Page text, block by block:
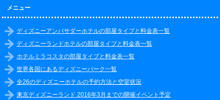
メニュー
ディズニーアンバサダーホテルの部屋タイプと料金表一覧
ディズニーランドホテルの部屋タイプと料金表一覧
ホテルミラコスタの部屋タイプと料金表一覧
世界各国にあるディズニーパーク一覧
全26のディズニーホテルの予約方法と空室状況
東京ディズニーランド 2016年3月までの開催イベント予定